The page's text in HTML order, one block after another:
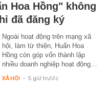
Hoa Hồng" không
đã đăng ký
Ngoài hoạt động trên mạng xã
hội, làm từ thiện, Huấn Hoa
Hồng còn góp vốn thành lập
nhiều doanh nghiệp hoạt động…
XÃ HỘI - 5 giờ trước